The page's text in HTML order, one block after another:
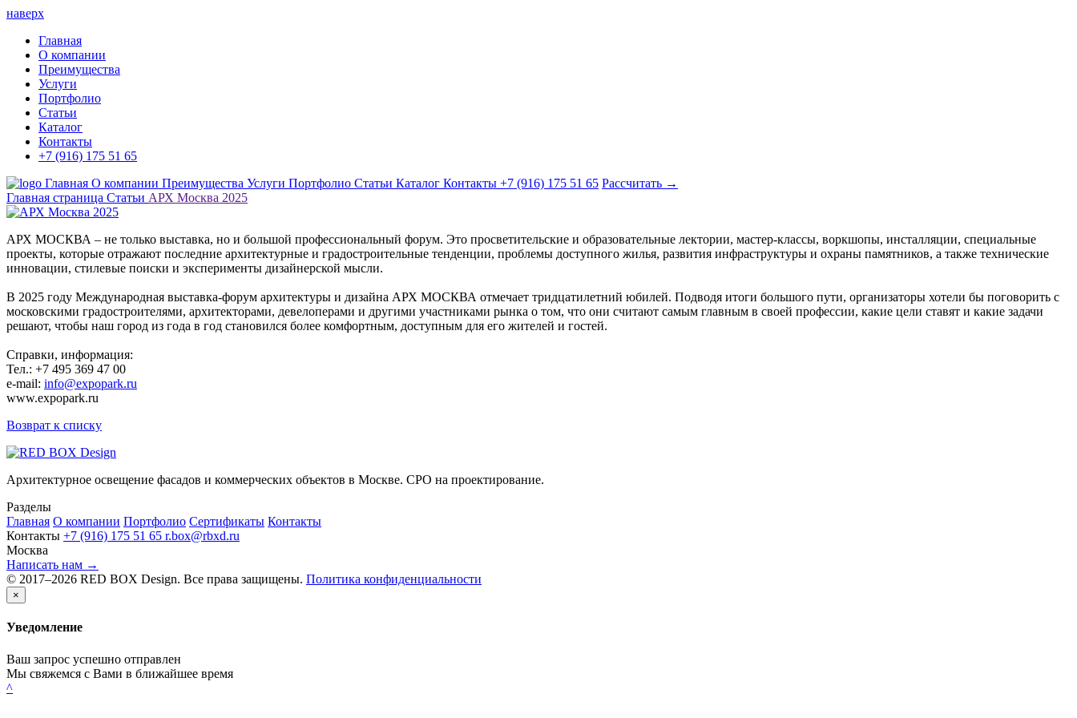
наверх
Главная
О компании
Преимущества
Услуги
Портфолио
Статьи
Каталог
Контакты
+7 (916) 175 51 65
Главная О компании Преимущества Услуги Портфолио Статьи Каталог Контакты +7 (916) 175 51 65 Рассчитать →
Главная страница Статьи АРХ Москва 2025
АРХ МОСКВА – не только выставка, но и большой профессиональный форум. Это просветительские и образовательные лектории, мастер-классы, воркшопы, инсталляции, специальные
проекты, которые отражают последние архитектурные и градостроительные тенденции, проблемы доступного жилья, развития инфраструктуры и охраны памятников, а также технические
инновации, стилевые поиски и эксперименты дизайнерской мысли.
В 2025 году Международная выставка-форум архитектуры и дизайна АРХ МОСКВА отмечает тридцатилетний юбилей. Подводя итоги большого пути, организаторы хотели бы поговорить с
московскими градостроителями, архитекторами, девелоперами и другими участниками рынка о том, что они считают самым главным в своей профессии, какие цели ставят и какие задачи
решают, чтобы наш город из года в год становился более комфортным, доступным для его жителей и гостей.
Справки, информация:
Тел.: +7 495 369 47 00
e-mail: info@expopark.ru
www.expopark.ru
Возврат к списку
Архитектурное освещение фасадов и коммерческих объектов в Москве. СРО на проектирование.
Разделы
Главная О компании Портфолио Сертификаты Контакты
Контакты +7 (916) 175 51 65 r.box@rbxd.ru
Москва
Написать нам →
© 2017–2026 RED BOX Design. Все права защищены. Политика конфиденциальности
×
Уведомление
Ваш запрос успешно отправлен
Мы свяжемся с Вами в ближайшее время
^